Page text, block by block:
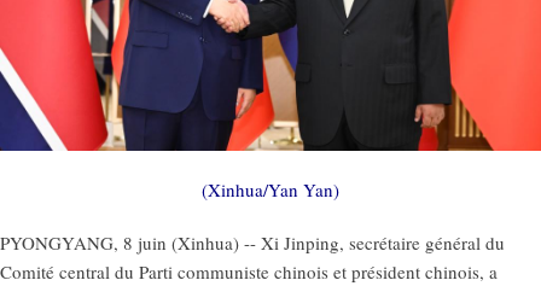
(Xinhua/Yan Yan)
PYONGYANG, 8 juin (Xinhua) -- Xi Jinping, secrétaire général du
Comité central du Parti communiste chinois et président chinois, a